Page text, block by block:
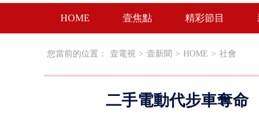
HOME 壹焦點 精彩節目
您當前的位置： 壹電視 > 壹新聞 > HOME > 社會
二手電動代步車奪命